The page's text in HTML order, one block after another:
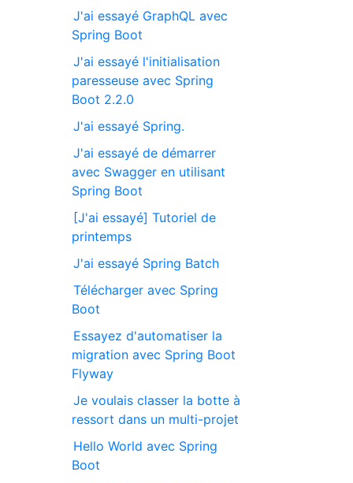
J'ai essayé GraphQL avec
Spring Boot
J'ai essayé l'initialisation
paresseuse avec Spring
Boot 2.2.0
J'ai essayé Spring.
J'ai essayé de démarrer
avec Swagger en utilisant
Spring Boot
[J'ai essayé] Tutoriel de
printemps
J'ai essayé Spring Batch
Télécharger avec Spring
Boot
Essayez d'automatiser la
migration avec Spring Boot
Flyway
Je voulais classer la botte à
ressort dans un multi-projet
Hello World avec Spring
Boot